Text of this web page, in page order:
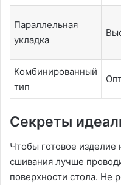
Параллельная
укладка
Комбинированный
тип
Секреты
Чтобы готовое
сшивания лучше
поверхности стола. Не